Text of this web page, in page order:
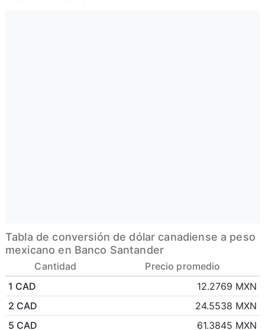
Tabla de conversión de dólar canadiense a peso
mexicano en Banco Santander
Cantidad
Precio promedio
1 CAD
12.2769 MXN
2 CAD
24.5538 MXN
5 CAD
61.3845 MXN